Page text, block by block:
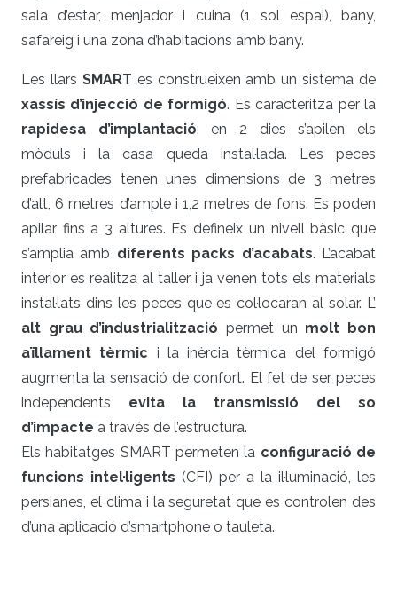
sala d’estar, menjador i cuina (1 sol espai), bany,
safareig i una zona d’habitacions amb bany.
Les llars SMART es construeixen amb un sistema de
xassís d’injecció de formigó. Es caracteritza per la
rapidesa d’implantació: en 2 dies s’apilen els
mòduls i la casa queda instal·lada. Les peces
prefabricades tenen unes dimensions de 3 metres
d’alt, 6 metres d’ample i 1,2 metres de fons. Es poden
apilar fins a 3 altures. Es defineix un nivell bàsic que
s’amplia amb diferents packs d’acabats. L’acabat
interior es realitza al taller i ja venen tots els materials
instal·lats dins les peces que es col·locaran al solar. L’
alt grau d’industrialització permet un molt bon
aïllament tèrmic i la inèrcia tèrmica del formigó
augmenta la sensació de confort. El fet de ser peces
independents evita la transmissió del so
d’impacte a través de l’estructura.
Els habitatges SMART permeten la configuració de
funcions intel·ligents (CFI) per a la il·luminació, les
persianes, el clima i la seguretat que es controlen des
d’una aplicació d’smartphone o tauleta.